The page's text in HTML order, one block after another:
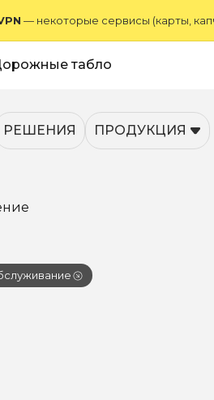
— некоторые сервисы (карты,
табло
РЕШЕНИЯ ПРОДУКЦИЯ